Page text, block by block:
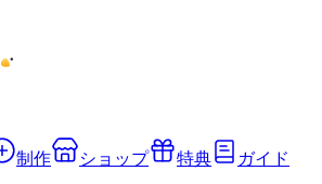
制作 ショップ 特典 ガイド